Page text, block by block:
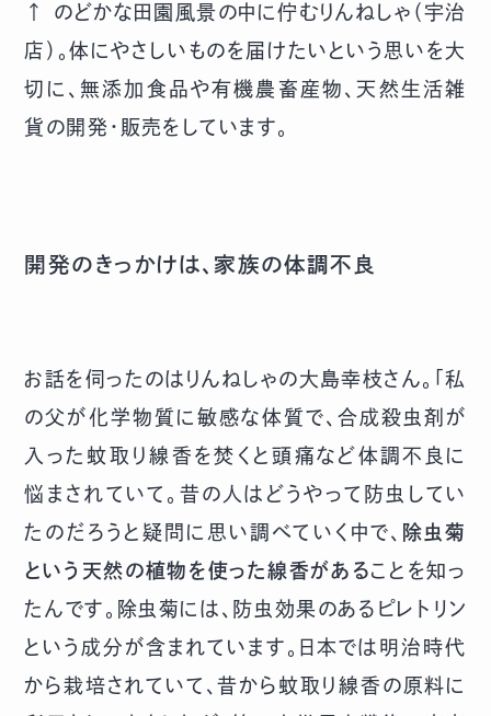
↑ のどかな田園風景の中に佇むりんねしゃ（宇治
店）。体にやさしいものを届けたいという思いを大
切に、無添加食品や有機農畜産物、天然生活雑
貨の開発・販売をしています。
開発のきっかけは、家族の体調不良
お話を伺ったのはりんねしゃの大島幸枝さん。「私
の父が化学物質に敏感な体質で、合成殺虫剤が
入った蚊取り線香を焚くと頭痛など体調不良に
悩まされていて。昔の人はどうやって防虫してい
たのだろうと疑問に思い調べていく中で、 除虫菊
という天然の植物を使った線香があることを知っ
たんです。除虫菊には、防虫効果のあるピレトリン
という成分が含まれています。日本では明治時代
から栽培されていて、昔から蚊取り線香の原料に